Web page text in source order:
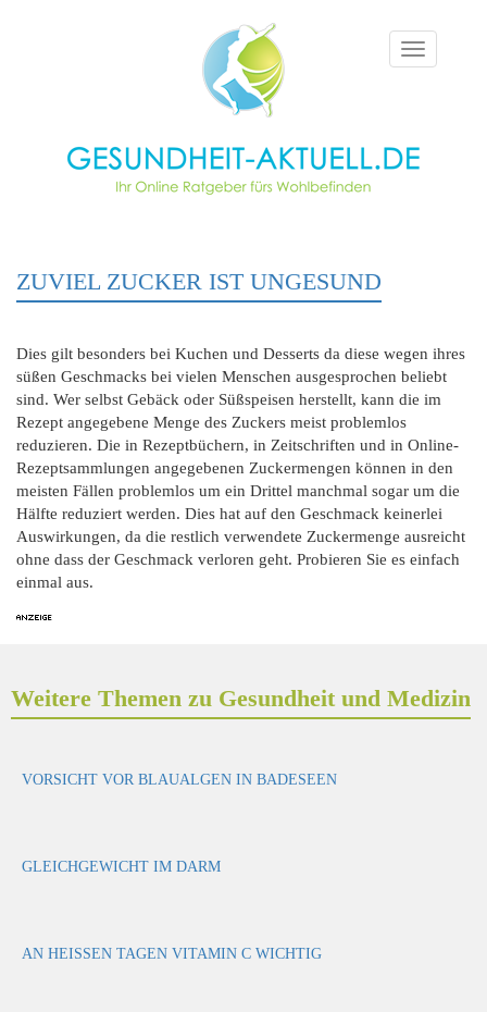
Toggle
navigation
ZUVIEL ZUCKER IST UNGESUND
Dies gilt besonders bei Kuchen und Desserts da diese wegen ihres
süßen Geschmacks bei vielen Menschen ausgesprochen beliebt
sind. Wer selbst Gebäck oder Süßspeisen herstellt, kann die im
Rezept angegebene Menge des Zuckers meist problemlos
reduzieren. Die in Rezeptbüchern, in Zeitschriften und in Online-
Rezeptsammlungen angegebenen Zuckermengen können in den
meisten Fällen problemlos um ein Drittel manchmal sogar um die
Hälfte reduziert werden. Dies hat auf den Geschmack keinerlei
Auswirkungen, da die restlich verwendete Zuckermenge ausreicht
ohne dass der Geschmack verloren geht. Probieren Sie es einfach
einmal aus.
Weitere Themen zu Gesundheit und Medizin
VORSICHT VOR BLAUALGEN IN BADESEEN
GLEICHGEWICHT IM DARM
AN HEISSEN TAGEN VITAMIN C WICHTIG